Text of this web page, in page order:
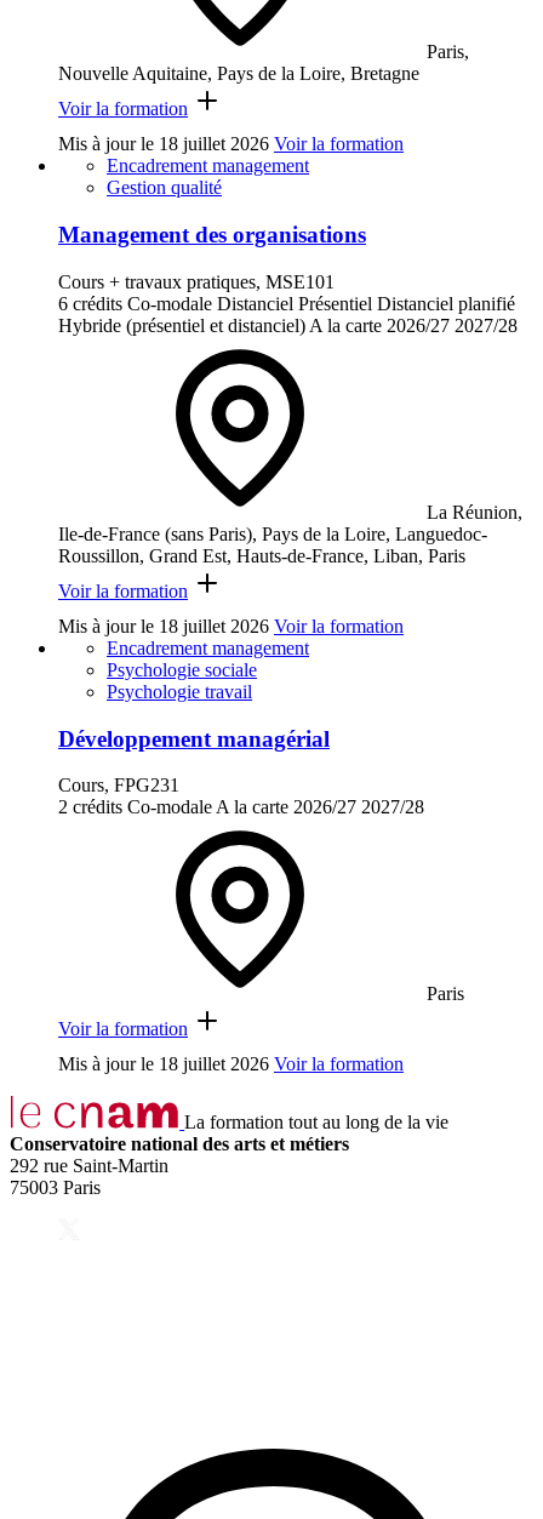
Paris,
Nouvelle Aquitaine, Pays de la Loire, Bretagne
Voir la formation
Mis à jour le 18 juillet 2026 Voir la formation
Encadrement management
Gestion qualité
Management des organisations
Cours + travaux pratiques, MSE101
6 crédits Co-modale Distanciel Présentiel Distanciel planifié
Hybride (présentiel et distanciel) A la carte 2026/27 2027/28
La Réunion,
Ile-de-France (sans Paris), Pays de la Loire, Languedoc-
Roussillon, Grand Est, Hauts-de-France, Liban, Paris
Voir la formation
Mis à jour le 18 juillet 2026 Voir la formation
Encadrement management
Psychologie sociale
Psychologie travail
Développement managérial
Cours, FPG231
2 crédits Co-modale A la carte 2026/27 2027/28
Paris
Voir la formation
Mis à jour le 18 juillet 2026 Voir la formation
La formation tout au long de la vie
Conservatoire national des arts et métiers
292 rue Saint-Martin
75003 Paris